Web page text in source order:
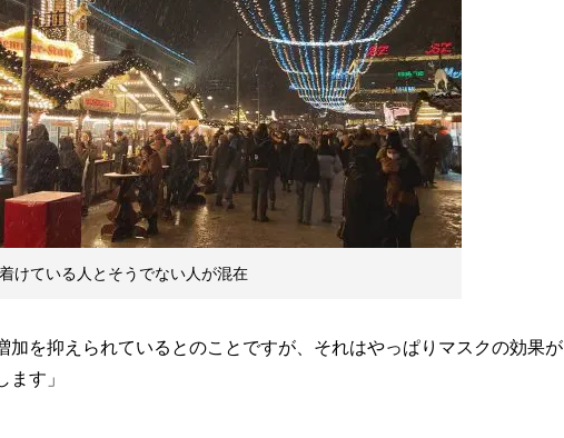
けている人とそうでない人が混在
加を抑えられているとのことですが、それはやっぱりマスクの効果が
す」